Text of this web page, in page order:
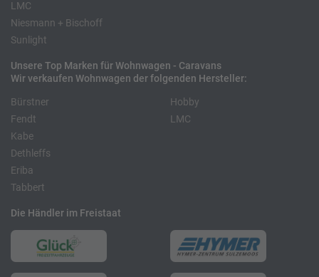
LMC
Niesmann + Bischoff
Sunlight
Unsere Top Marken für Wohnwagen - Caravans
Wir verkaufen Wohnwagen der folgenden Hersteller:
Bürstner
Fendt
Kabe
Hobby
LMC
Dethleffs
Eriba
Tabbert
Die Händler im Freistaat